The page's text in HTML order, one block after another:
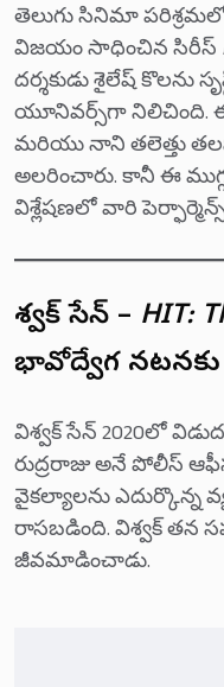
తెలుగు సినిమా
విజయం సాధించిన సిరీస్‌
దర్శకుడు శైలేష్ కొలను
యూనివర్స్‌గా నిలిచింది.
మరియు నాని తలెత్తు
అలరించారు. కానీ ఈ
విశ్లేషణలో వారి
విశ్వక్ సేన్ – HIT:
భావోద్వేగ
విశ్వక్ సేన్ 2020లో
రుద్రరాజు అనే పోలీస్
వైకల్యాలను ఎదుర్కొన్న
రాసబడింది. విశ్వక్ తన
జీవమాడించాడు.